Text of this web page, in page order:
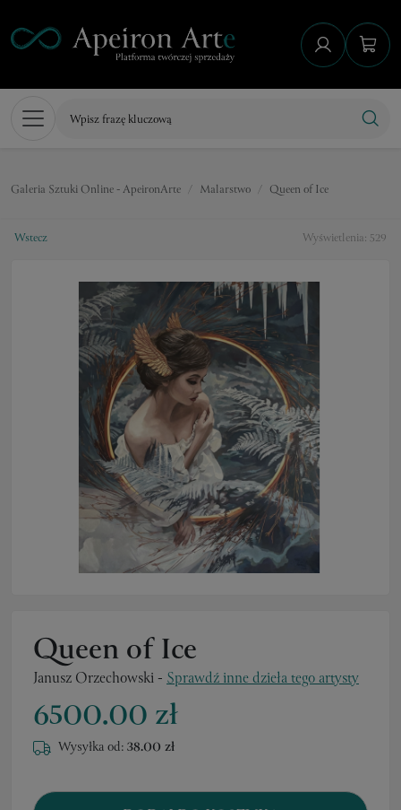
Galeria Sztuki Online - ApeironArte Malarstwo Queen of Ice
Wyświetlenia: 529
Wstecz
Queen of Ice
Janusz Orzechowski- Sprawdź inne dzieła tego artysty
6500.00 zł
Wysyłka od:38.00 zł